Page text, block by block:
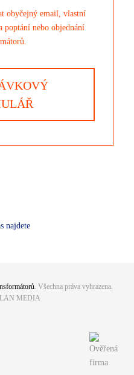
obyčejný email, vlastní
nebo objednání
. Všechna práva vyhrazena.
MEDIA